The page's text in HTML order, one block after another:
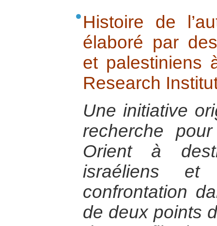
Histoire de
élaboré par
et palestiniens
Research
Une initiative
recherche
Orient à
israéliens
confrontation
de deux points